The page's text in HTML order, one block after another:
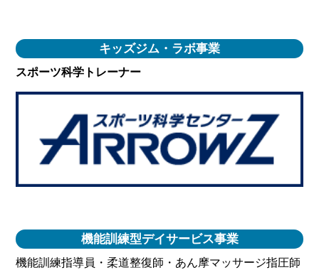
キッズジム・ラボ事業
スポーツ科学トレーナー
機能訓練型デイサービス事業
機能訓練指導員・柔道整復師・あん摩マッサージ指圧師